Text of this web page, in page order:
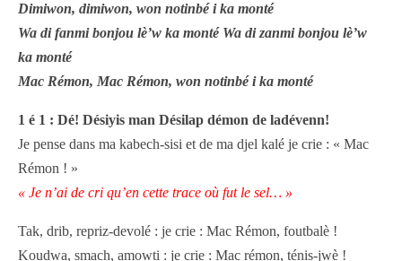
Dimiwon, dimiwon, won notinbé i ka monté
Wa di fanmi bonjou lè’w ka monté Wa di zanmi bonjou lè’w
ka monté
Mac Rémon, Mac Rémon, won notinbé i ka monté
1 é 1 : Dé! Désiyis man Désilap démon de ladévenn!
Je pense dans ma kabech-sisi et de ma djel kalé je crie : « Mac
Rémon ! »
« Je n’ai de cri qu’en cette trace où fut le sel… »
Tak, drib, repriz-devolé : je crie : Mac Rémon, foutbalè !
Koudwa, smach, amowti : je crie : Mac rémon, ténis-jwè !